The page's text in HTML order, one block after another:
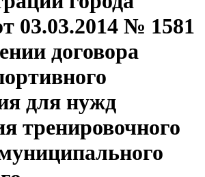
03.03.2014 № 1581
договора
для нужд
тренировочного